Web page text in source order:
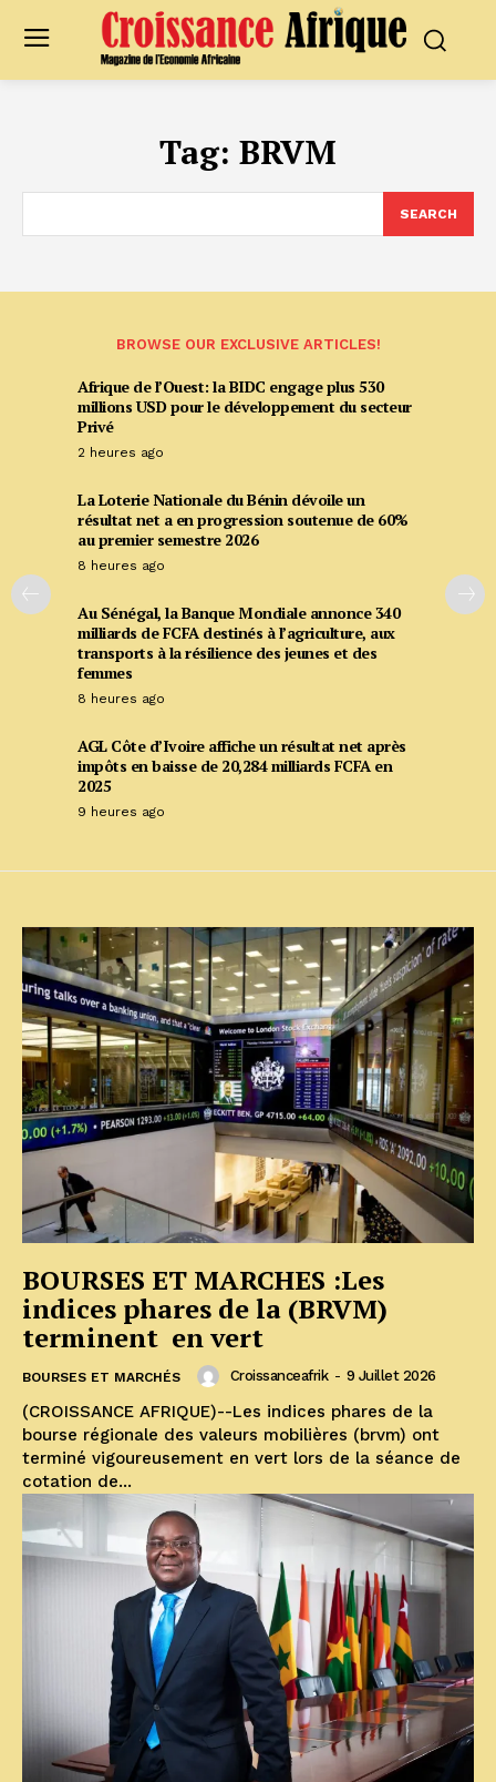
Tag: BRVM
SEARCH
BROWSE OUR EXCLUSIVE ARTICLES!
Afrique de l’Ouest: la BIDC engage plus 530
millions USD pour le développement du secteur
Privé
2 heures ago
La Loterie Nationale du Bénin dévoile un
résultat net a en progression soutenue de 60%
au premier semestre 2026
8 heures ago
Au Sénégal, la Banque Mondiale annonce 340
milliards de FCFA destinés à l’agriculture, aux
transports à la résilience des jeunes et des
femmes
8 heures ago
AGL Côte d’Ivoire affiche un résultat net après
impôts en baisse de 20,284 milliards FCFA en
2025
9 heures ago
BOURSES ET MARCHES :Les
indices phares de la (BRVM)
terminent en vert
BOURSES ET MARCHÉS Croissanceafrik - 9 Juillet 2026
(CROISSANCE AFRIQUE)--Les indices phares de la
bourse régionale des valeurs mobilières (brvm) ont
terminé vigoureusement en vert lors de la séance de
cotation de...